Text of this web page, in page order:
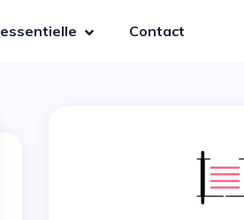
essentielle Contact